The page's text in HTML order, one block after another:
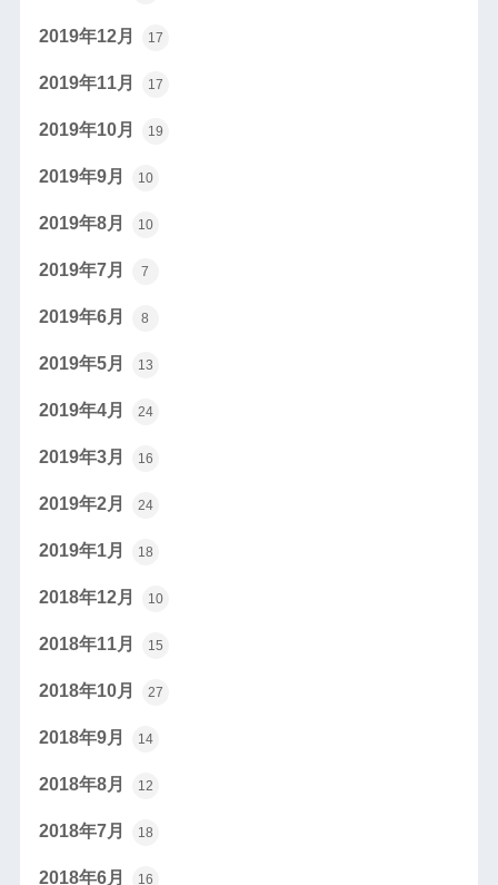
2019年12月 17
2019年11月 17
2019年10月 19
2019年9月 10
2019年8月 10
2019年7月 7
2019年6月 8
2019年5月 13
2019年4月 24
2019年3月 16
2019年2月 24
2019年1月 18
2018年12月 10
2018年11月 15
2018年10月 27
2018年9月 14
2018年8月 12
2018年7月 18
2018年6月 16